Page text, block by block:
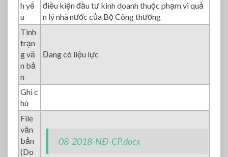
h yế
u
điều kiện đầu tư kinh doanh thuộc phạm vi quả
n lý nhà nước của Bộ Công thương
Tình
trạn
g vă
n bả
n
Đang có liệu lực
Ghi c
hú
File
văn
bản
(Do
08-2018-NĐ-CP.docx